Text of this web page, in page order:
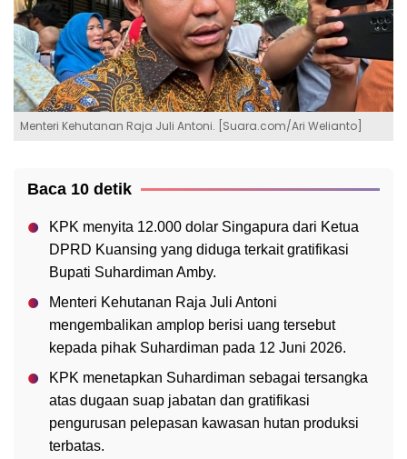
Menteri Kehutanan Raja Juli Antoni. [Suara.com/Ari Welianto]
Baca 10 detik
KPK menyita 12.000 dolar Singapura dari Ketua
DPRD Kuansing yang diduga terkait gratifikasi
Bupati Suhardiman Amby.
Menteri Kehutanan Raja Juli Antoni
mengembalikan amplop berisi uang tersebut
kepada pihak Suhardiman pada 12 Juni 2026.
KPK menetapkan Suhardiman sebagai tersangka
atas dugaan suap jabatan dan gratifikasi
pengurusan pelepasan kawasan hutan produksi
terbatas.